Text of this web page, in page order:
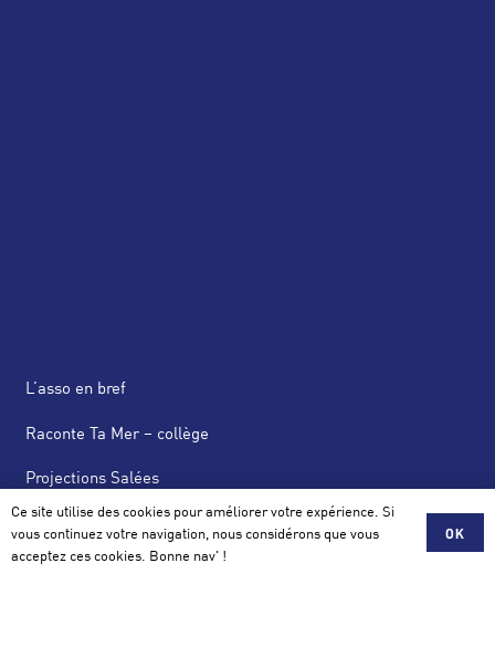
L’asso en bref
Raconte Ta Mer – collège
Projections Salées
News Salées
Actus
Ce site utilise des cookies pour améliorer votre expérience. Si
vous continuez votre navigation, nous considérons que vous
acceptez ces cookies. Bonne nav' !
OK